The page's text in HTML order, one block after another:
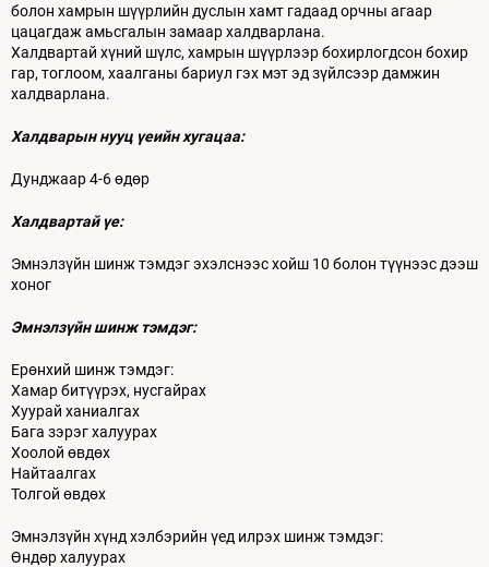
болон хамрын шүүрлийн дуслын хамт гадаад орчны агаар
цацагдаж амьсгалын замаар халдварлана.
Халдвартай хүний шүлс, хамрын шүүрлээр бохирлогдсон бохир
гар, тоглоом, хаалганы бариул гэх мэт эд зүйлсээр дамжин
халдварлана.
Халдварын нууц үеийн хугацаа:
Дунджаар 4-6 өдөр
Халдвартай үе:
Эмнэлзүйн шинж тэмдэг эхэлснээс хойш 10 болон түүнээс дээш
хоног
Эмнэлзүйн шинж тэмдэг:
Ерөнхий шинж тэмдэг:
Хамар битүүрэх, нусгайрах
Хуурай ханиалгах
Бага зэрэг халуурах
Хоолой өвдөх
Найтаалгах
Толгой өвдөх
Эмнэлзүйн хүнд хэлбэрийн үед илрэх шинж тэмдэг:
Өндөр халуурах